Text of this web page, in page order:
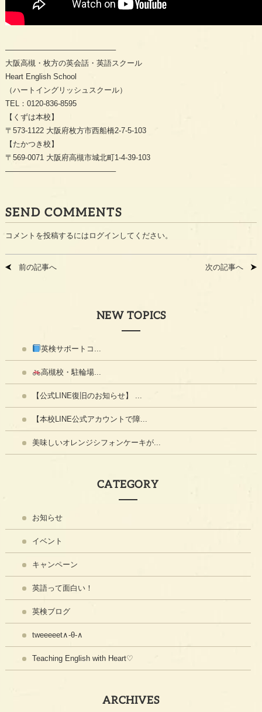
——————————————–
大阪高槻・枚方の英会話・英語スクール
Heart English School
（ハートイングリッシュスクール）
TEL ： 0120-836-8595
【くずは本校】
〒 573-1122 大阪府枚方市西船橋2-7-5-103
【たかつき校】
〒 569-0071 大阪府高槻市城北町1-4-39-103
——————————————–
SEND COMMENTS
コメントを投稿するには ログイン してください。
前の記事へ 次の記事へ
NEW TOPICS
英検サポートコ...
高槻校・駐輪場...
【公式LINE復旧のお知らせ】 ...
【本校LINE公式アカウントで障...
美味しいオレンジシフォンケーキが...
CATEGORY
お知らせ
イベント
キャンペーン
英語って面白い！
英検ブログ
tweeeeet∧-θ-∧
Teaching English with Heart♡
ARCHIVES